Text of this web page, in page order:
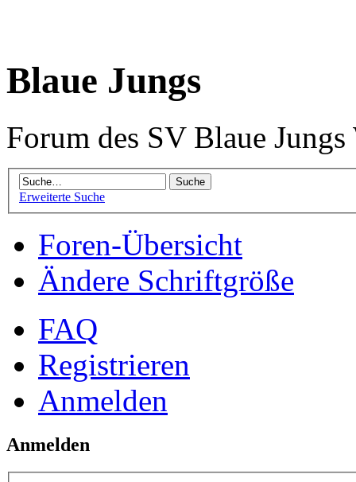
Blaue Jungs
Forum des SV Blaue
Erweiterte Suche
Foren-Übersicht
Ändere Schriftgröße
FAQ
Registrieren
Anmelden
Anmelden